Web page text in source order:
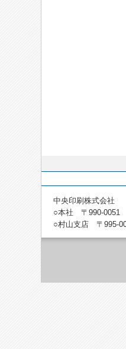
中央印刷株式会社
○本社 〒990-0051
○村山支店 〒995-